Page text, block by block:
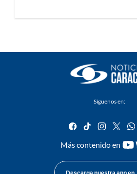
Síguenos en:
facebook
tiktok
Más contenido en